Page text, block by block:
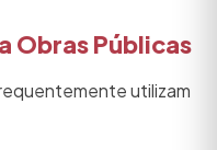
Obras Públicas
utilizam